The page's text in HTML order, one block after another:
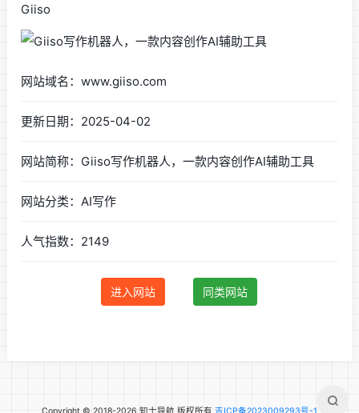
Giiso
网站域名：www.giiso.com
更新日期：2025-04-02
网站简称：Giiso写作机器人，一款内容创作AI辅助工具
网站分类：AI写作
人气指数：2149
进入网站 同类网站